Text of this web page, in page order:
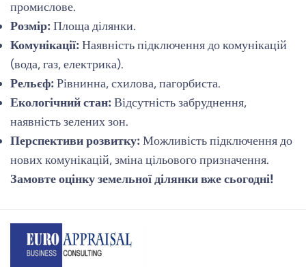
промислове.
Розмір: Площа ділянки.
Комунікації: Наявність підключення до комунікацій
(вода, газ, електрика).
Рельєф: Рівнинна, схилова, пагорбиста.
Екологічний стан: Відсутність забруднення,
наявність зелених зон.
Перспективи розвитку: Можливість підключення до
нових комунікацій, зміна цільового призначення.
Замовте оцінку земельної ділянки вже сьогодні!